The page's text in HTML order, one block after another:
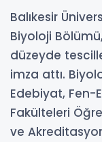
Balıkesir
Biyoloji
düzeyde
imza attı.
Edebiyat, Fen-
Fakülteleri
ve